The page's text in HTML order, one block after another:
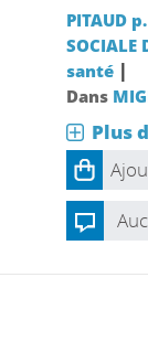
PITAUD p.
SOCIALE
santé|
Dans
Plus